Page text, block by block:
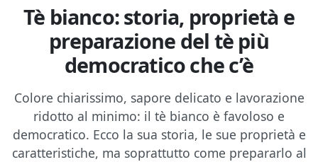
Tè bianco: storia, proprietà e
preparazione del tè più
democratico che c’è
Colore chiarissimo, sapore delicato e lavorazione
ridotto al minimo: il tè bianco è favoloso e
democratico. Ecco la sua storia, le sue proprietà e
caratteristiche, ma soprattutto come prepararlo al